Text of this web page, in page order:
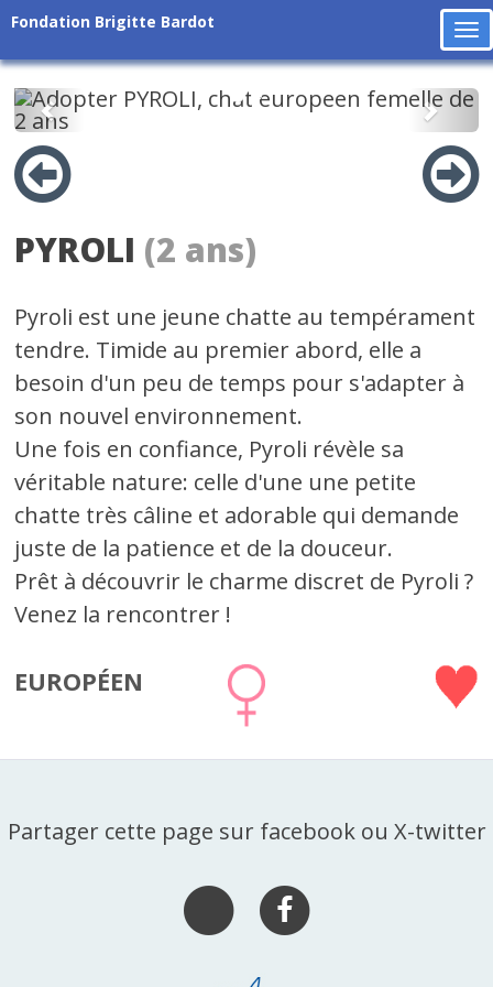
Fondation Brigitte Bardot
Précédent
PYROLI (2 ans)
Pyroli est une jeune chatte au tempérament
tendre. Timide au premier abord, elle a
besoin d'un peu de temps pour s'adapter à
son nouvel environnement.
Une fois en confiance, Pyroli révèle sa
véritable nature: celle d'une une petite
chatte très câline et adorable qui demande
juste de la patience et de la douceur.
Prêt à découvrir le charme discret de Pyroli ?
Venez la rencontrer !
EUROPÉEN
Partager cette page sur facebook ou X-twitter